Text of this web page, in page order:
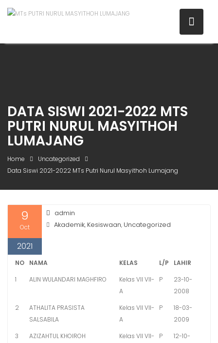
DATA SISWI 2021-2022 MTS
PUTRI NURUL MASYITHOH
LUMAJANG
Home
Uncategorized
Data Siswi 2021-2022 MTs Putri Nurul Masyithoh Lumajang
9
Oct
2021
admin
Akademik, Kesiswaan, Uncategorized
NO NAMA KELAS L/P
LAHIR
1
ALIN WULANDARI MAGHFIRO
Kelas VII VII-
A
P
23-10-
2008
2
ATHALITA PRASISTA
SALSABILA
Kelas VII VII-
A
P
18-03-
2009
3
AZIZAHTUL KHOIROH
Kelas VII VII-
P
12-10-